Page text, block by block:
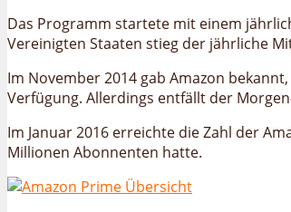
Das Programm startete mit einem
Vereinigten Staaten stieg der jährliche
Im November 2014 gab Amazon
Verfügung. Allerdings entfällt der
Im Januar 2016 erreichte die Zahl der
Millionen Abonnenten hatte.